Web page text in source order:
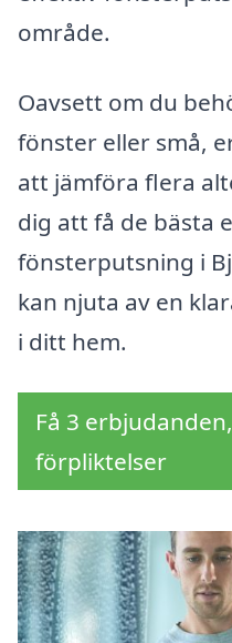
område.
Oavsett om du
fönster eller små,
att jämföra flera
dig att få de bästa
fönsterputsning i
kan njuta av en
i ditt hem.
Få 3
förpliktelser